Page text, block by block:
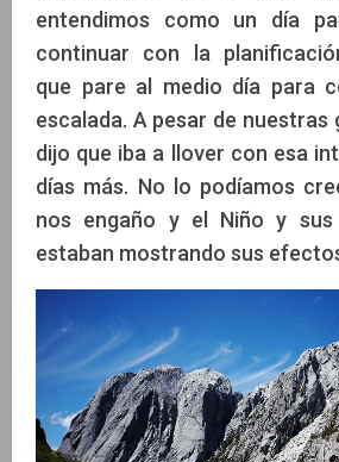
entendimos como un día
continuar con la
que pare al medio día para
escalada. A pesar de nuestras
dijo que iba a llover con esa
días más. No lo podíamos
nos engaño y el Niño y sus
estaban mostrando sus